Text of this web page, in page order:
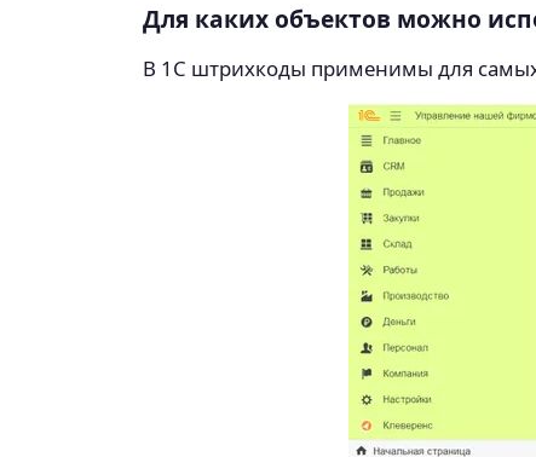
Для каких объектов можно
В 1С штрихкоды применимы для